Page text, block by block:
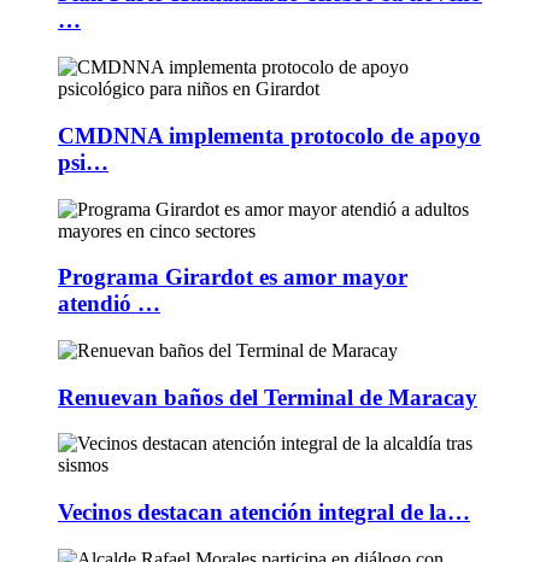
…
CMDNNA implementa protocolo de apoyo
psi…
Programa Girardot es amor mayor
atendió …
Renuevan baños del Terminal de Maracay
Vecinos destacan atención integral de la…